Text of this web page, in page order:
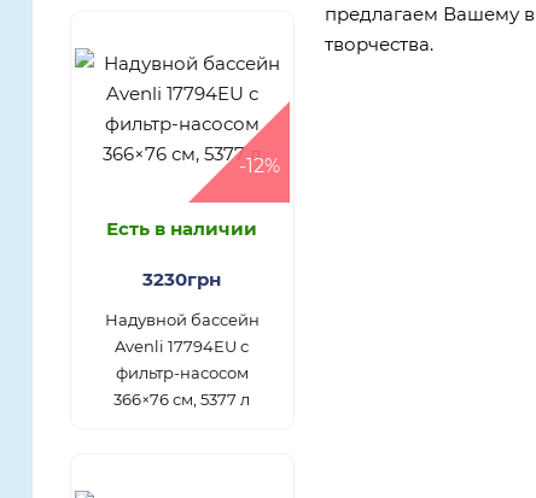
-12%
Есть в наличии
3230грн
Надувной бассейн
Avenli 17794EU с
фильтр-насосом
366×76 см, 5377 л
предлагаем Вашему
творчества.